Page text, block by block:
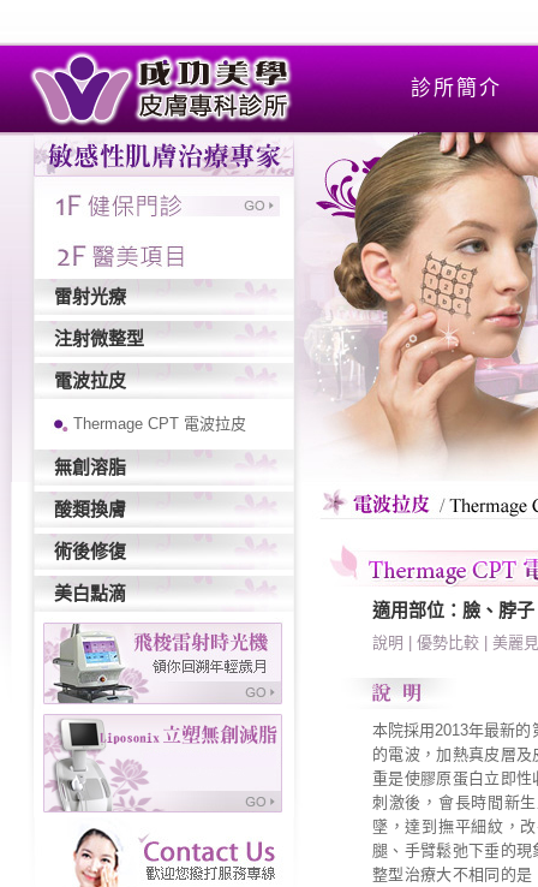
診所簡介
雷射光療
注射微整型
電波拉皮
Thermage CPT 電波拉皮
無創溶脂
酸類換膚
術後修復
美白點滴
適用部位：臉、脖
說明 優勢比較 美麗
本院採用2013年最新
的電波，加熱真皮層
重是使膠原蛋白立即
刺激後，會長時間新
墜，達到撫平細紋，
腿、手臂鬆弛下垂的
整型治療大不相同的